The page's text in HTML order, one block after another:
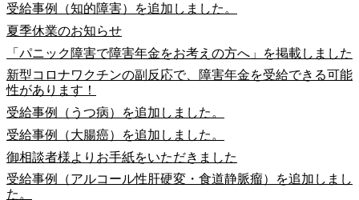
受給事例（知的障害）を追加しました。
夏季休業のお知らせ
「パニック障害で障害年金をお考えの方へ」を掲載しました
新型コロナワクチンの副反応で、障害年金を受給できる可能
性があります！
受給事例（うつ病）を追加しました。
受給事例（大腸癌）を追加しました。
御相談者様よりお手紙をいただきました
受給事例（アルコール性肝硬変・食道静脈瘤）を追加しまし
た。